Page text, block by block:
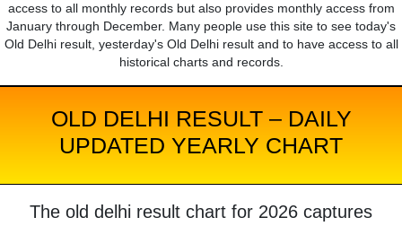
access to all monthly records but also provides monthly access from
January through December. Many people use this site to see today's
Old Delhi result, yesterday's Old Delhi result and to have access to all
historical charts and records.
OLD DELHI RESULT – DAILY
UPDATED YEARLY CHART
The old delhi result chart for 2026 captures